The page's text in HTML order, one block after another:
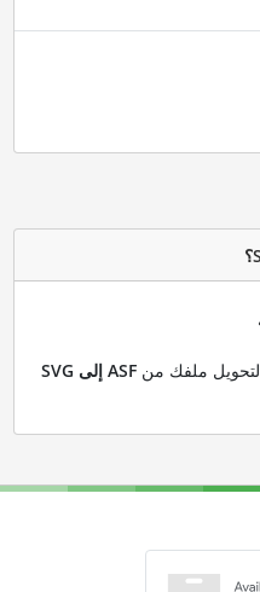
ASF إلى SVG